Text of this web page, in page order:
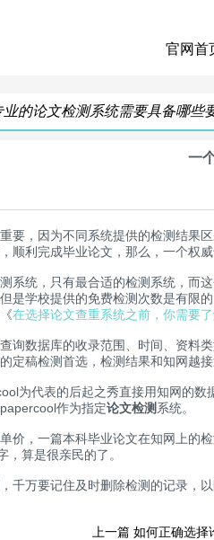
官网首
业的论文检测系统需要具备哪些
一
要，因为不同系统提供的检测结果
顺利完成毕业论文，那么，一个权
系统，只有最合适的检测系统，而
是学校提供的免费检测次数是有限
在选择论文查重系统之前，你需要
询数据库的收录范围、时间、资料
定稿检测首选，检测结果和知网越
为代表的后起之秀直接用知网的
作为指定论文检测系统。
价，一篇本科毕业论文在知网上的
算是很亲民的了。
千万要记住及时删除检测的记录，
上一篇 如何正确选择